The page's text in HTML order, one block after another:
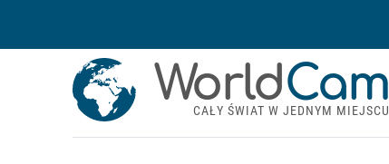
WorldCam
CAŁY ŚWIAT W JEDNYM MIEJSCU